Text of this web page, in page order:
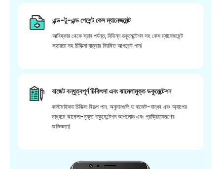
এন্ড-টু-এন্ড পেশেন্ট কেস ম্যানেজমেন্ট
আবিষ্কার থেকে স্রাব পর্যন্ত, বিভিন্ন ডকুমেন্টেশন সহ কেস ম্যানেজমেন্ট
সহায়তা সহ চিকিত্সা যাত্রার নিয়মিত আপডেট পান।
বাজেট বন্ধুত্বপূর্ণ চিকিৎসা এবং ঝামেলামুক্ত ডকুমেন্টেশন
কাস্টমাইজড চিকিত্সা বিকল্প পান. অনুমানগুলি যা বাজেট-বান্ধব এবং অ্যাপের
মাধ্যমে ঝামেলা-মুক্ত ডকুমেন্টেশন আপলোড এবং প্রক্রিয়াকরণের
অভিজ্ঞতা।